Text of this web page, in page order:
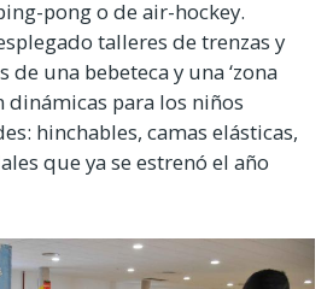
pong o de air-hockey.
talleres de trenzas y
de una bebeteca y una ‘zona
dinámicas para los niños
hinchables, camas elásticas,
que ya se estrenó el año